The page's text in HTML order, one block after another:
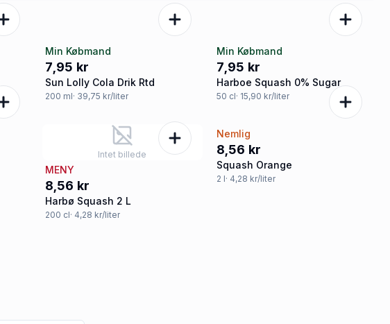
Min Købmand
7,95 kr
Sun Lolly Cola Drik Rtd
200 ml· 39,75 kr/liter
Min Købmand
7,95 kr
Harboe Squash 0% Sugar
50 cl· 15,90 kr/liter
Intet billede
MENY
8,56 kr
Harbø Squash 2 L
200 cl· 4,28 kr/liter
Nemlig
8,56 kr
Squash Orange
2 l· 4,28 kr/liter